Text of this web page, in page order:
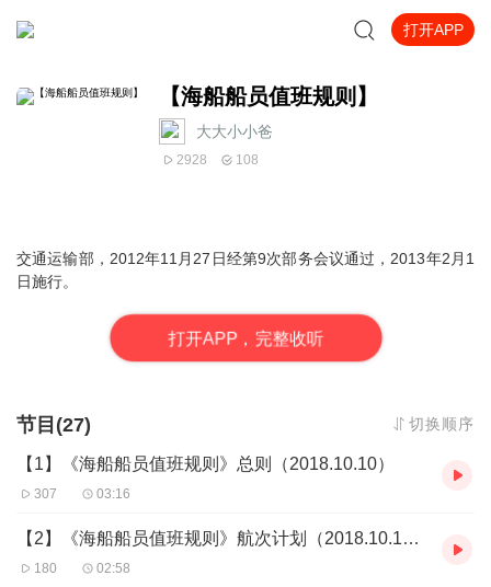
打开APP
【海船船员值班规则】
大大小小爸
2928 108
交通运输部，2012年11月27日经第9次部务会议通过，2013年2月1
日施行。
打开APP，完整收听
节目(27) 切换顺序
【1】《海船船员值班规则》总则（2018.10.10）
307 03:16
【2】《海船船员值班规则》航次计划（2018.10.10）
180 02:58